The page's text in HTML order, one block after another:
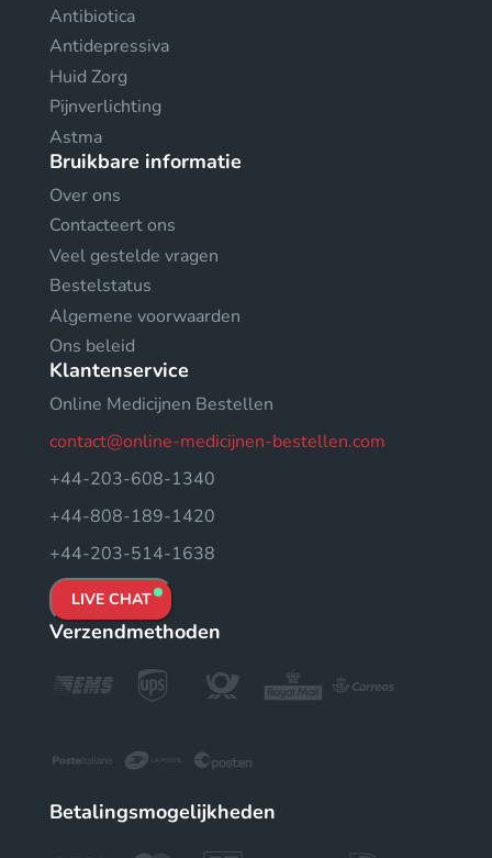
Antibiotica
Antidepressiva
Huid Zorg
Pijnverlichting
Astma
Bruikbare informatie
Over ons
Contacteert ons
Veel gestelde vragen
Bestelstatus
Algemene voorwaarden
Ons beleid
Klantenservice
Online Medicijnen Bestellen
contact@online-medicijnen-bestellen.com
+44-203-608-1340
+44-808-189-1420
+44-203-514-1638
LIVE CHAT
Verzendmethoden
Betalingsmogelijkheden